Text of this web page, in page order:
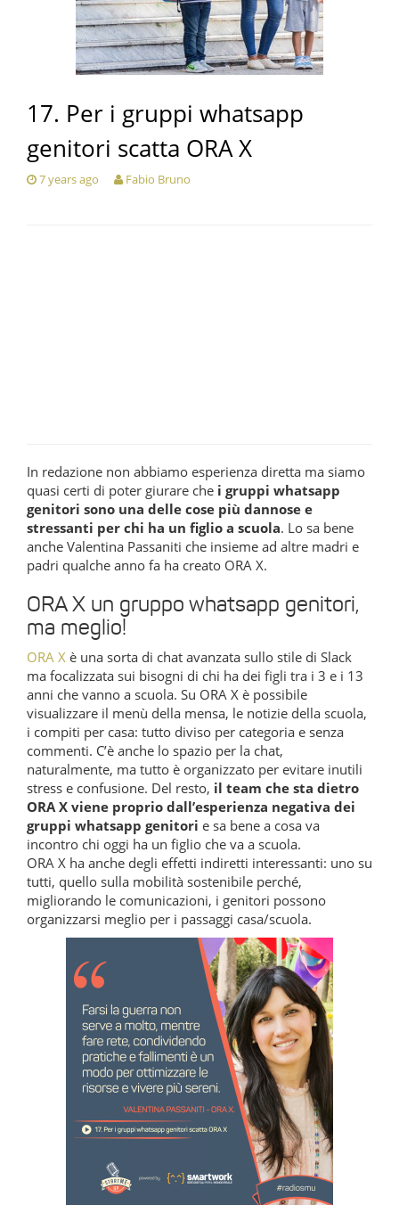
17. Per i gruppi whatsapp
genitori scatta ORA X
7 years ago Fabio Bruno
In redazione non abbiamo esperienza diretta ma siamo
quasi certi di poter giurare che i gruppi whatsapp
genitori sono una delle cose più dannose e
stressanti per chi ha un figlio a scuola. Lo sa bene
anche Valentina Passaniti che insieme ad altre madri e
padri qualche anno fa ha creato ORA X.
ORA X un gruppo whatsapp genitori,
ma meglio!
ORA X è una sorta di chat avanzata sullo stile di Slack
ma focalizzata sui bisogni di chi ha dei figli tra i 3 e i 13
anni che vanno a scuola. Su ORA X è possibile
visualizzare il menù della mensa, le notizie della scuola,
i compiti per casa: tutto diviso per categoria e senza
commenti. C’è anche lo spazio per la chat,
naturalmente, ma tutto è organizzato per evitare inutili
stress e confusione. Del resto, il team che sta dietro
ORA X viene proprio dall’esperienza negativa dei
gruppi whatsapp genitori e sa bene a cosa va
incontro chi oggi ha un figlio che va a scuola.
ORA X ha anche degli effetti indiretti interessanti: uno su
tutti, quello sulla mobilità sostenibile perché,
migliorando le comunicazioni, i genitori possono
organizzarsi meglio per i passaggi casa/scuola.